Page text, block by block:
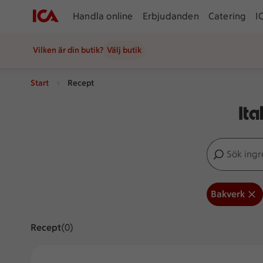
Handla online Erbjudanden Catering
Vilken är din butik? Välj butik
Start Recept
Sök
Inga förslag
Bakverk
ReceptVisar 0 stycken
(0)